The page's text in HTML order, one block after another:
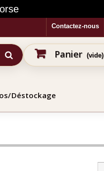
Contactez-nous
Panier (vide)
Déstockage